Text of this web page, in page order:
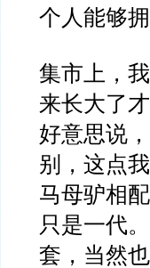
个人能够
集市上，
来长大了
好意思说
别，这点
马母驴相
只是一代
套，当然